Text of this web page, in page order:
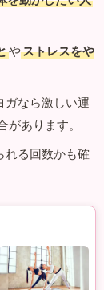
やストレスをや
ガなら激しい運
があります。
れる回数かも確